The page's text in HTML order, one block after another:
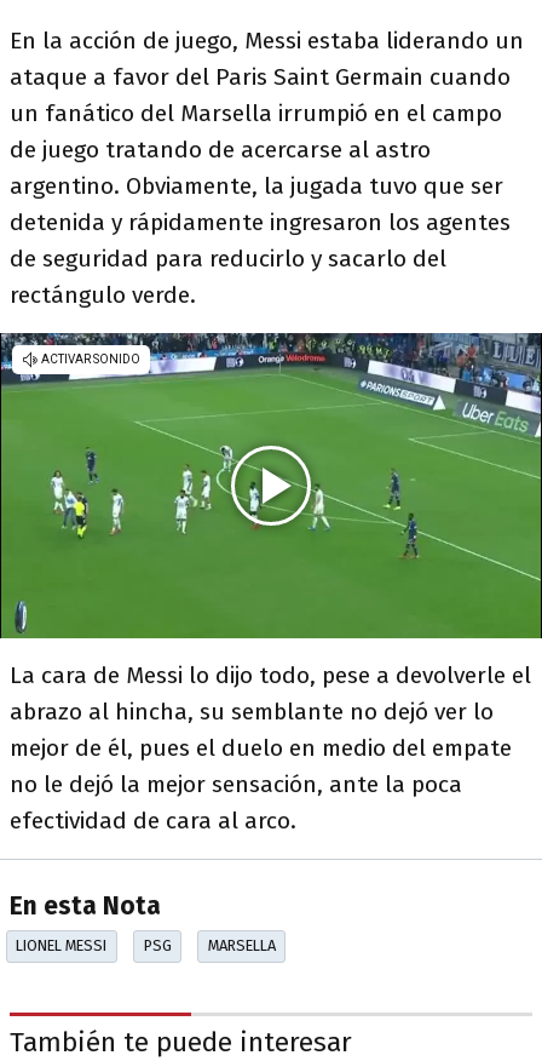
En la acción de juego, Messi estaba liderando un
ataque a favor del Paris Saint Germain cuando
un fanático del Marsella irrumpió en el campo
de juego tratando de acercarse al astro
argentino. Obviamente, la jugada tuvo que ser
detenida y rápidamente ingresaron los agentes
de seguridad para reducirlo y sacarlo del
rectángulo verde.
La cara de Messi lo dijo todo, pese a devolverle el
abrazo al hincha, su semblante no dejó ver lo
mejor de él, pues el duelo en medio del empate
no le dejó la mejor sensación, ante la poca
efectividad de cara al arco.
En esta Nota
LIONEL MESSI PSG MARSELLA
También te puede interesar